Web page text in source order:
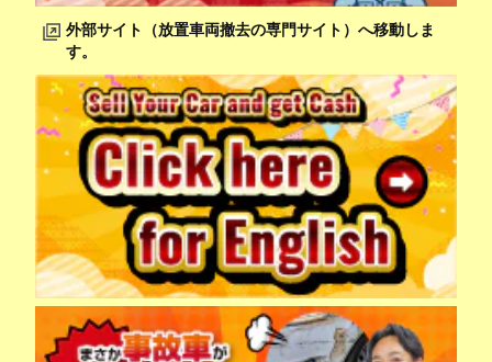
外部サイト（放置車両撤去の専門サイト）へ移動しま
す。